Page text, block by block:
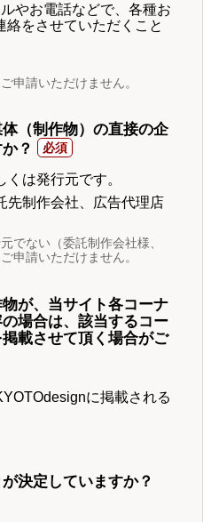
やお電話などで、各種お
をさせていただくこと
申請いただけません。
（制作物）の直接の企
？
は発行元です。
先制作会社、広告代理店
でない（委託制作会社様、
申請いただけません。
が、当サイト各コーナ
場合は、該当するコー
載させて頂く場合がご
に掲載される
決定していますか？